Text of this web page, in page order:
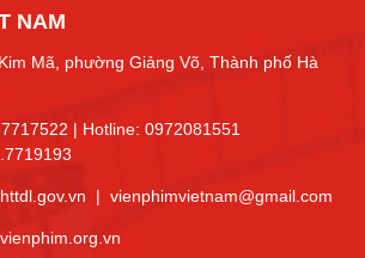
NAM
Mã, phường Giảng Võ, Thành phố Hà
| Hotline: 0972081551
| vienphimvietnam@gmail.com